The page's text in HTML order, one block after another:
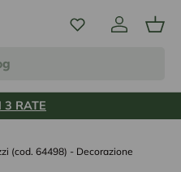
Accedi
3 RATE
(cod. 64498) - Decorazione